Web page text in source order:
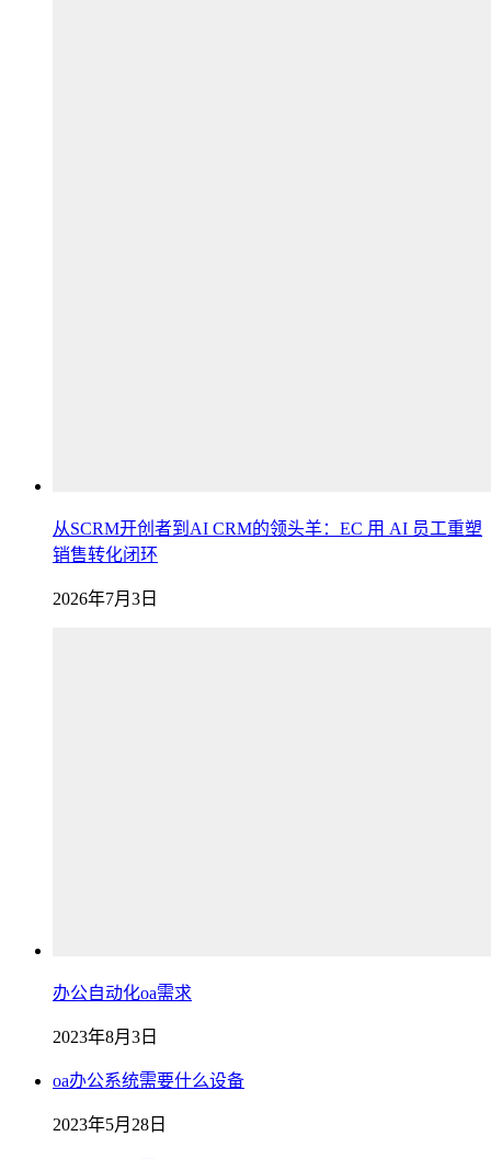
从SCRM开创者到AI CRM的领头羊：EC 用 AI 员工重塑
销售转化闭环
2026年7月3日
办公自动化oa需求
2023年8月3日
oa办公系统需要什么设备
2023年5月28日